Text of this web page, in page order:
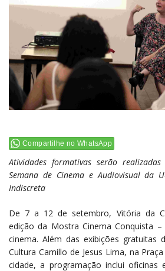
Compartilhe no WhatsApp
Atividades formativas serão
Semana de Cinema e Audiovisual da
Indiscreta
De 7 a 12 de setembro, Vitória da
edição da Mostra Cinema Conquista
cinema. Além das exibições gratuitas
Cultura Camillo de Jesus Lima, na
cidade, a programação inclui oficinas